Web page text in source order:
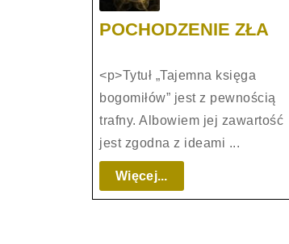
POCHODZENIE ZŁA
<p>Tytuł „Tajemna księga
bogomiłów” jest z pewnością
trafny. Albowiem jej zawartość
jest zgodna z ideami ...
Więcej...